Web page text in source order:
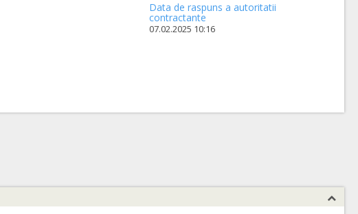
Data de raspuns a autoritatii
contractante
07.02.2025 10:16